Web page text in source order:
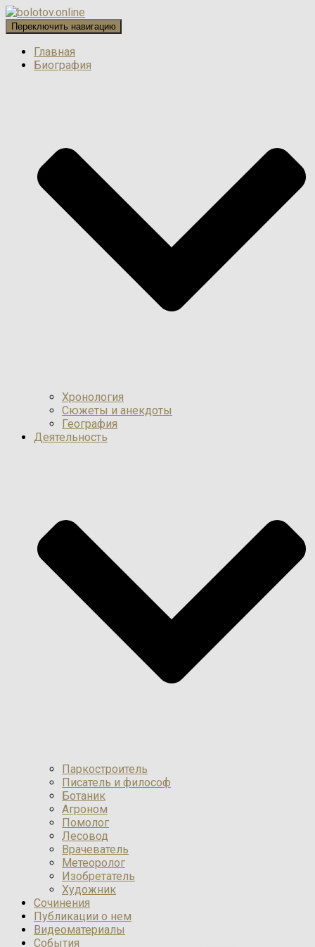
Переключить навигацию
Главная
Биография
Хронология
Сюжеты и анекдоты
География
Деятельность
Паркостроитель
Писатель и философ
Ботаник
Агроном
Помолог
Лесовод
Врачеватель
Метеоролог
Изобретатель
Художник
Сочинения
Публикации о нем
Видеоматериалы
События